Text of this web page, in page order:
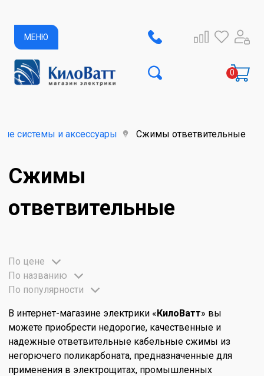
МЕНЮ
системы и аксессуары Сжимы ответвительные
Сжимы
ответвительные
По цене
По названию
По популярности
В интернет-магазине электрики «КилоВатт» вы
можете приобрести недорогие, качественные и
надежные ответвительные кабельные сжимы из
негорючего поликарбоната, предназначенные для
применения в электрощитах, промышленных